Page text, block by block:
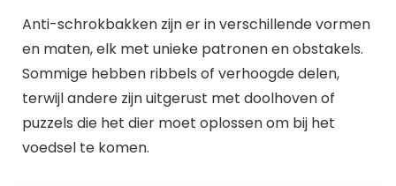
Anti-schrokbakken zijn er in verschillende vormen
en maten, elk met unieke patronen en obstakels.
Sommige hebben ribbels of verhoogde delen,
terwijl andere zijn uitgerust met doolhoven of
puzzels die het dier moet oplossen om bij het
voedsel te komen.